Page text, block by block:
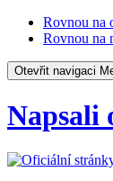
Rovnou na
Rovnou na
Otevřit navigaci
Napsali